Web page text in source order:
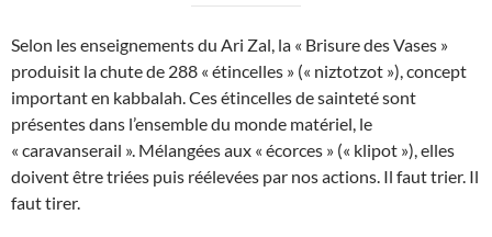
Selon les enseignements du Ari Zal, la « Brisure des Vases »
produisit la chute de 288 « étincelles » (« niztotzot »), concept
important en kabbalah. Ces étincelles de sainteté sont
présentes dans l’ensemble du monde matériel, le
« caravanserail ». Mélangées aux « écorces » (« klipot »), elles
doivent être triées puis réélevées par nos actions. Il faut trier. Il
faut tirer.